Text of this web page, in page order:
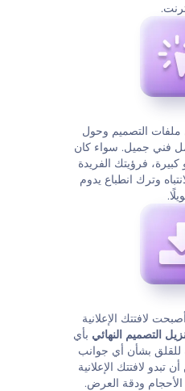
ملفات التصميم وحول
فني جميل. سواء كان
كبيرة، فرؤيتك الفريدة
وترك انطباع يدوم
وقد أصبحت لافتتك الإعلانية
التصميم النهائي بأي
للقلق بشأن أي جوانب
تبدو لافتتك الإعلانية
الأحجام ودقة العرض.